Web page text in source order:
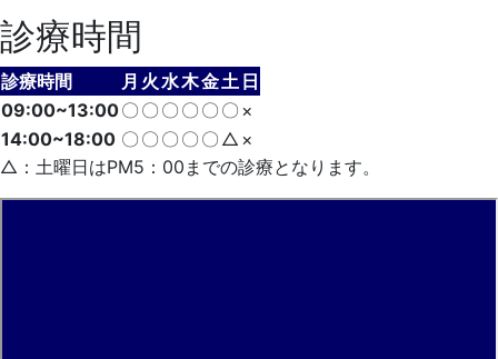
診療時間
診療時間 月 火 水木金土 日
09:00~13:00〇 〇 〇 〇 〇 〇 ×
14:00~18:00 〇 〇 〇 〇 〇 △ ×
△：土曜日はPM5：00までの診療となります。